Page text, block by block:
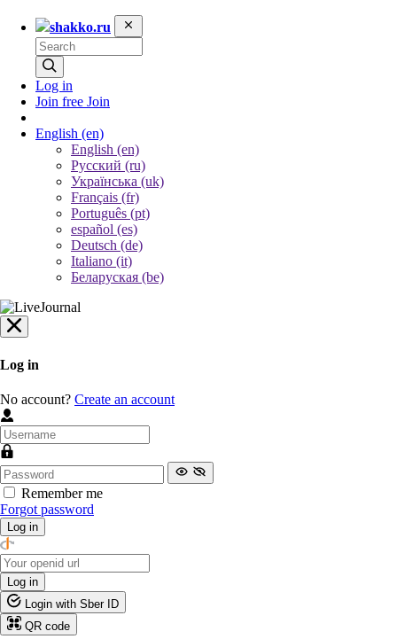
shakko.ru
Log in
Join free Join
English (en)
English (en)
Русский (ru)
Українська (uk)
Français (fr)
Português (pt)
español (es)
Deutsch (de)
Italiano (it)
Беларуская (be)
Log in
No account? Create an account
Remember me
Forgot password
Log in
Log in
Login with Sber ID
QR code